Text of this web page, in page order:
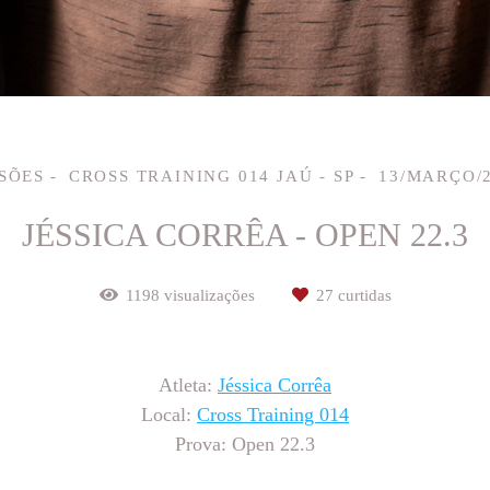
CROSS TRAINING 014 JAÚ - SP 13/MARÇO/
JÉSSICA CORRÊA - OPEN 22.3
1198 visualizações 27 curtidas
Atleta: Jéssica Corrêa
Local: Cross Training 014
Prova: Open 22.3